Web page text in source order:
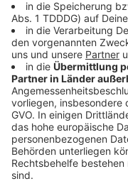
DAS KÖNNTE DICH
Bayern